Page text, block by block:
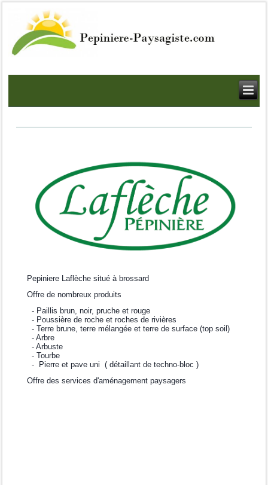
Pepiniere Laflèche situé à brossard
Offre de nombreux produits
- Paillis brun, noir, pruche et rouge
- Poussière de roche et roches de rivières
- Terre brune, terre mélangée et terre de surface (top soil)
- Arbre
- Arbuste
- Tourbe
- Pierre et pave uni ( détaillant de techno-bloc )
Offre des services d'aménagement paysagers